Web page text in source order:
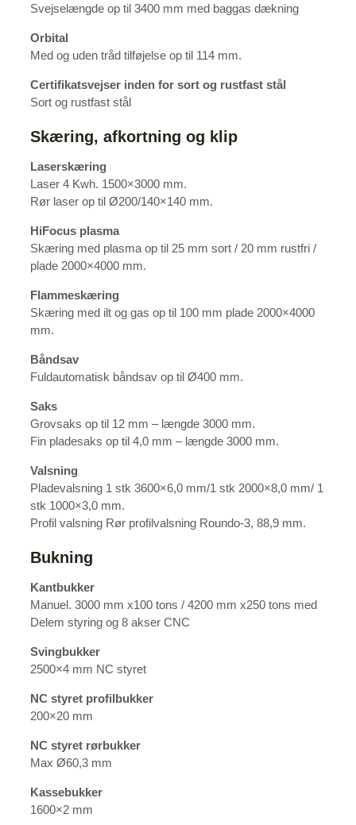
Svejselængde op til 3400 mm med baggas dækning
Orbital
Med og uden tråd tilføjelse op til 114 mm.
Certifikatsvejser inden for sort og rustfast stål
Sort og rustfast stål
Skæring, afkortning og klip
Laserskæring
Laser 4 Kwh. 1500×3000 mm.
Rør laser op til Ø200/140×140 mm.
HiFocus plasma
Skæring med plasma op til 25 mm sort / 20 mm rustfri /
plade 2000×4000 mm.
Flammeskæring
Skæring med ilt og gas op til 100 mm plade 2000×4000
mm.
Båndsav
Fuldautomatisk båndsav op til Ø400 mm.
Saks
Grovsaks op til 12 mm – længde 3000 mm.
Fin pladesaks op til 4,0 mm – længde 3000 mm.
Valsning
Pladevalsning 1 stk 3600×6,0 mm/1 stk 2000×8,0 mm/ 1
stk 1000×3,0 mm.
Profil valsning Rør profilvalsning Roundo-3, 88,9 mm.
Bukning
Kantbukker
Manuel. 3000 mm x100 tons / 4200 mm x250 tons med
Delem styring og 8 akser CNC
Svingbukker
2500×4 mm NC styret
NC styret profilbukker
200×20 mm
NC styret rørbukker
Max Ø60,3 mm
Kassebukker
1600×2 mm